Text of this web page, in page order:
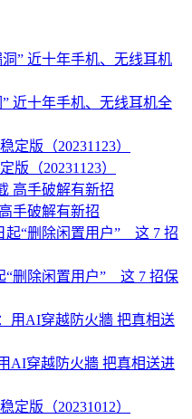
近十年手机、无线耳机全
版（20231123）
手破解有新招
“删除闲置用户” 这 7 招保
AI穿越防火牆 把真相送进